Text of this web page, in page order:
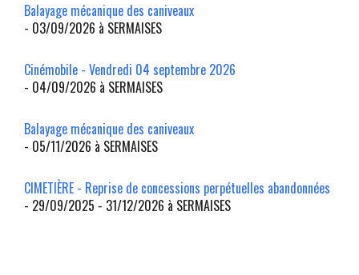
Balayage mécanique des caniveaux
- 03/09/2026 à SERMAISES
Cinémobile - Vendredi 04 septembre 2026
- 04/09/2026 à SERMAISES
Balayage mécanique des caniveaux
- 05/11/2026 à SERMAISES
CIMETIÈRE - Reprise de concessions perpétuelles abandonnées
- 29/09/2025 - 31/12/2026 à SERMAISES